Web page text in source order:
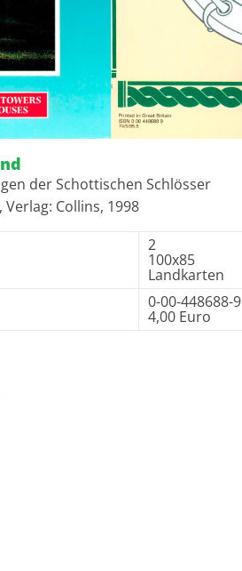
der Schottischen Schlösser
Collins, 1998
2
100x85
Landkarten
0-00-448688-9
4,00 Euro